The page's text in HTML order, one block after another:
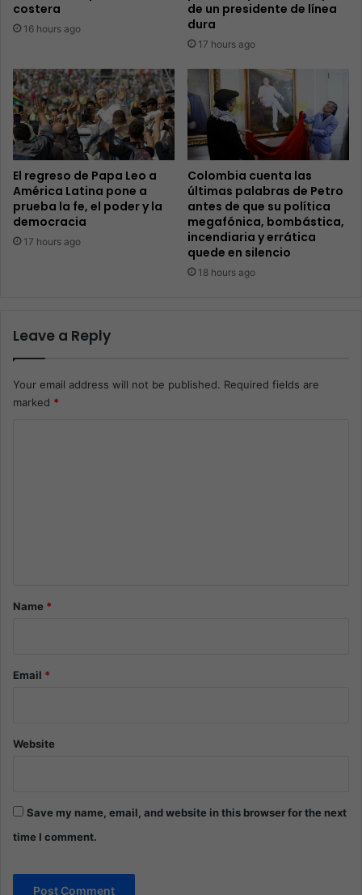
costera
16 hours ago
de un presidente de línea
dura
17 hours ago
El regreso de Papa Leo a
América Latina pone a
prueba la fe, el poder y la
democracia
17 hours ago
Colombia cuenta las
últimas palabras de Petro
antes de que su política
megafónica, bombástica,
incendiaria y errática
quede en silencio
18 hours ago
Leave a Reply
Your email address will not be published. Required fields are
marked *
*Name *
Email *
Website
Save my name, email, and website in this browser for the next
time I comment.